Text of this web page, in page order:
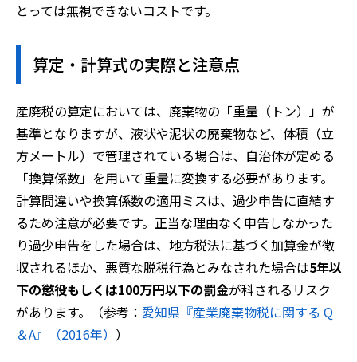
とっては無視できないコストです。
算定・計算式の実際と注意点
産廃税の算定においては、廃棄物の「重量（トン）」が
基準となりますが、液状や泥状の廃棄物など、体積（立
方メートル）で管理されている場合は、自治体が定める
「換算係数」を用いて重量に変換する必要があります。
計算間違いや換算係数の適用ミスは、過少申告に直結す
るため注意が必要です。正当な理由なく申告しなかった
り過少申告をした場合は、地方税法に基づく加算金が徴
収されるほか、悪質な脱税行為とみなされた場合は5年以
下の懲役もしくは100万円以下の罰金が科されるリスク
があります。（参考： 愛知県『産業廃棄物税に関する Q
＆A』（2016年） ）